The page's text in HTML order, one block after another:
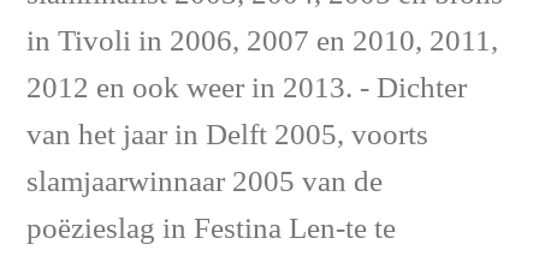
in Tivoli in 2006, 2007 en 2010, 2011,
2012 en ook weer in 2013. - Dichter
van het jaar in Delft 2005, voorts
slamjaarwinnaar 2005 van de
poëzieslag in Festina Len-te te